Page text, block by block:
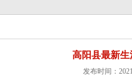
高阳县最新
发布时间：